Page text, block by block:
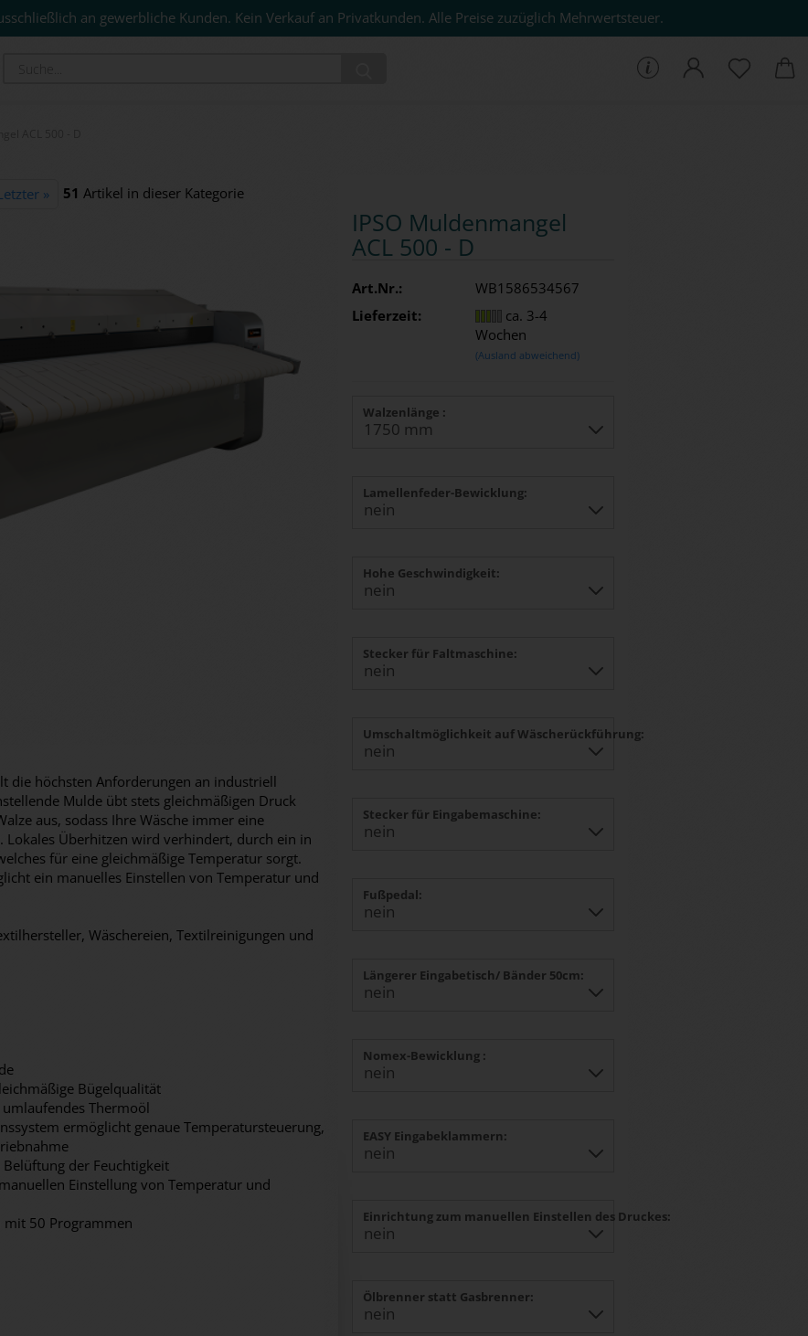
an gewerbliche Kunden. Kein Verkauf an Privatkunden. Alle Preise zuzüglich Mehrwertsteuer.
» 51 Artikel in dieser Kategorie
IPSO Mul­den­man­gel
ACL 500 - D
Art.Nr.:
WB1586534567
Lieferzeit:
ca. 3-4
Wochen
(Ausland abweichend)
Walzenlänge :
Lamellenfeder-Bewicklung:
Hohe Geschwindigkeit:
Stecker für Faltmaschine:
Umschaltmöglichkeit auf Wäscherückführung:
Stecker für Eingabemaschine:
Fußpedal:
Längerer Eingabetisch/ Bänder 50cm:
Nomex-Bewicklung :
EASY Eingabeklammern:
Einrichtung zum manuellen Einstellen des Druckes:
Ölbrenner statt Gasbrenner:
die höchsten Anforderungen an industriell
Mulde übt stets gleichmäßigen Druck
aus, sodass Ihre Wäsche immer eine
Lokales Überhitzen wird verhindert, durch ein in
für eine gleichmäßige Temperatur sorgt.
ein manuelles Einstellen von Temperatur und
Wäschereien, Textilreinigungen und
Bügelqualität
Thermoöl
ermöglicht genaue Temperatursteuerung,
der Feuchtigkeit
Einstellung von Temperatur und
mit 50 Programmen